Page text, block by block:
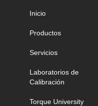
Inicio
Productos
Servicios
Laboratorios de
Calibración
Torque University